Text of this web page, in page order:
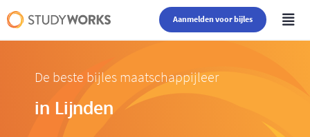
Aanmelden voor bijles
De beste bijles maatschappijleer
in Lijnden